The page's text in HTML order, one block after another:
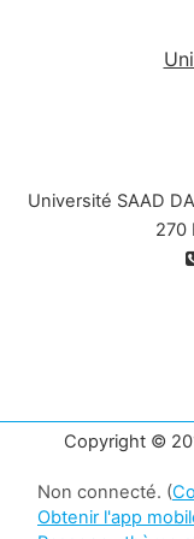
Université SAAD
270
Copyright ©
Non connecté. (
Obtenir l'app